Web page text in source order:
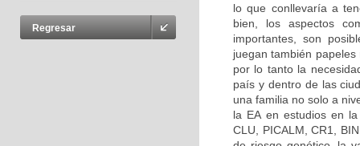
Regresar
lo que conllevaría a
bien, los aspectos
importantes, son
juegan también
por lo tanto la
país y dentro de las
una familia no solo a
la EA en estudios en
CLU, PICALM, CR1,